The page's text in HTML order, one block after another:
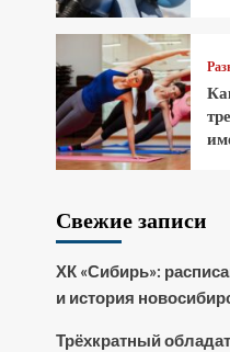
Свежие записи
ХК «Сибирь»:
и история
Трёхкратный